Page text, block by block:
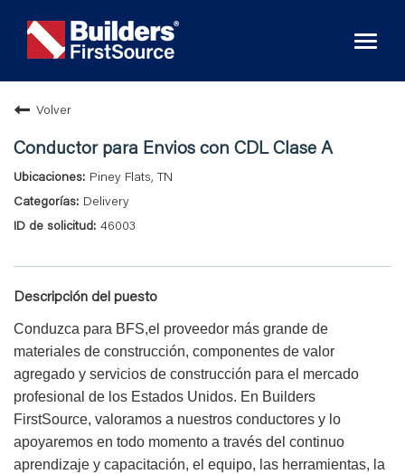
Volver
Conductor para Envios con CDL Clase A
Piney Flats, TN
Delivery
46003
Descripción del puesto
Conduzca para BFS,el proveedor más grande de
materiales de construcción, componentes de valor
agregado y servicios de construcción para el mercado
profesional de los Estados Unidos. En Builders
FirstSource, valoramos a nuestros conductores y lo
apoyaremos en todo momento a través del continuo
aprendizaje y capacitación, el equipo, las herramientas, la